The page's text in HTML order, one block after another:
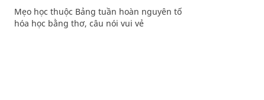
Mẹo học thuộc Bảng tuần hoàn nguyên tố
hóa học bằng thơ, câu nói vui vẻ